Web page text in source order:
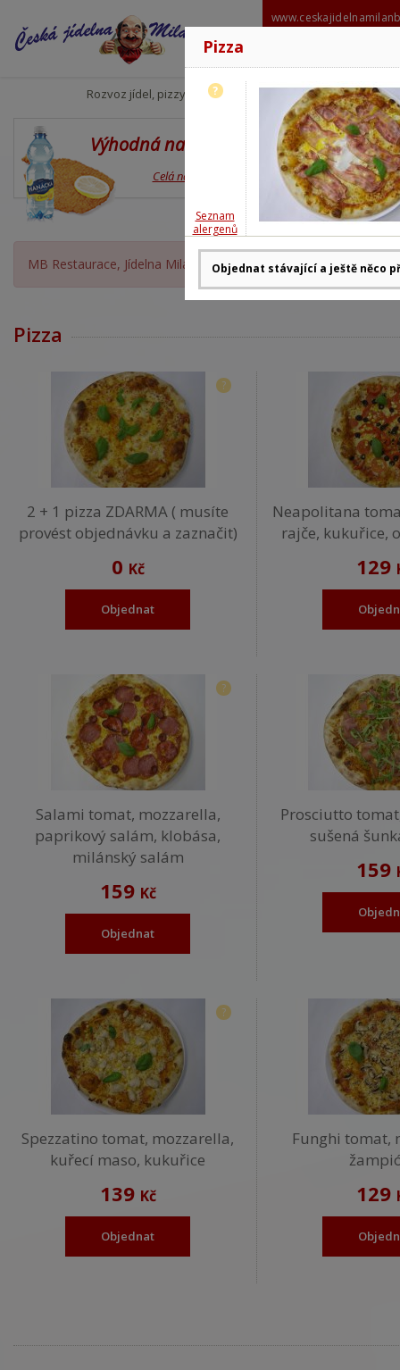
Rozvoz jídel, pizzy
606
Výhodná nabídka
Celá nabídka
MB Restaurace, Jídelna Milan Babor OTEVŘENA, rozvoz
Pizza
2 + 1 pizza ZDARMA ( musíte
provést objednávku a zaznačit)
0 Kč
Objednat
?
Neapolitana
rajče, kukuřice,
129
Salami tomat, mozzarella,
paprikový salám, klobása,
milánský salám
159 Kč
Objednat
?
Prosciutto
sušená
159
Spezzatino tomat, mozzarella,
kuřecí maso, kukuřice
139 Kč
Objednat
?
Funghi tomat,
129
Pizza
?
Seznam
alergenů